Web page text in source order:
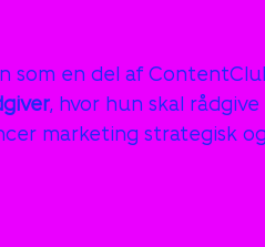
som en del af
, hvor hun skal rådgive
marketing strategisk og